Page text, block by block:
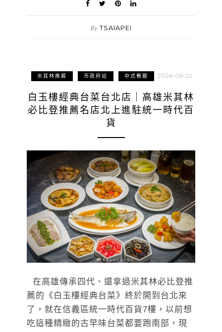
By TSAIAPEI
米其林推薦 市政府站 中式餐廳 2026-06-22
白玉樓經典台菜台北店｜高雄米其林
必比登推薦名店北上進駐統一時代百
貨
在高雄傳承四代、還拿過米其林必比登推
薦的《白玉樓經典台菜》終於開到台北來
了，就在信義區統一時代百貨7樓，以前想
吃這種精緻的古早味台菜都要跑南部，現